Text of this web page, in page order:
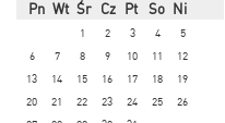
Pn Wt Śr Cz Pt So Ni
1 2 3 4
5
6
7 8 9 10 11
12
13
14 15 16 17 18
19
20
21 22 23 24 25
26